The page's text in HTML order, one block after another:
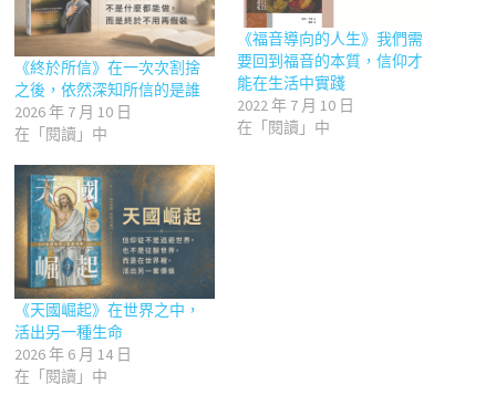
《終於所信》在一次次割捨
之後，依然深知所信的是誰
2026 年 7 月 10 日
在「閱讀」中
《福音導向的人生》我們需
要回到福音的本質，信仰才
能在生活中實踐
2022 年 7 月 10 日
在「閱讀」中
《天國崛起》在世界之中，
活出另一種生命
2026 年 6 月 14 日
在「閱讀」中